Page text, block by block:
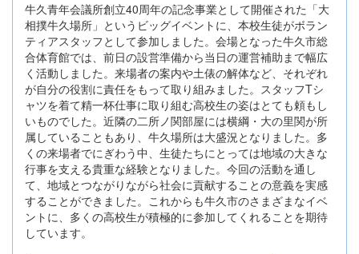
牛久青年会議所創立40周年の記念事業として開催された「大
相撲牛久場所」というビッグイベントに、本校生徒がボラン
ティアスタッフとして参加しました。会場となった牛久市総
合体育館では、前日の設営準備から当日の運営補助まで幅広
く活動しました。来場者の案内や土俵の解体など、それぞれ
が自分の役割に責任をもって取り組みました。スタッフTシ
ャツを着て精一杯仕事に取り組む高校生の姿はとても頼もし
いものでした。近隣の二所ノ関部屋には横綱・大の里関が所
属していることもあり、牛久場所は大盛況となりました。多
くの来場者でにぎわう中、生徒たちにとっては地域の大きな
行事を支える貴重な経験となりました。今回の活動を通し
て、地域とつながりながら社会に貢献することの意義を実感
することができました。これからも牛久市のさまざまなイベ
ントに、多くの高校生が積極的に参加してくれることを期待
しています。